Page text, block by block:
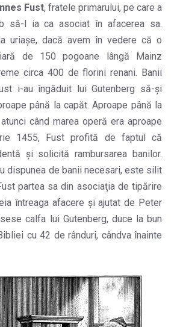
Fust, fratele primarului, pe care a
să-l ia ca asociat în afacerea sa.
uriaşe, dacă avem în vedere că o
de 150 pogoane lângă Mainz
circa 400 de florini renani. Banii
i-au îngăduit lui Gutenberg să-şi
până la capăt. Aproape până la
când marea operă era aproape
1455, Fust profită de faptul că
şi solicită rambursarea banilor.
dispunea de banii necesari, este silit
partea sa din asociaţia de tipărire
întreaga afacere şi ajutat de Peter
calfa lui Gutenberg, duce la bun
cu 42 de rânduri, cândva înainte